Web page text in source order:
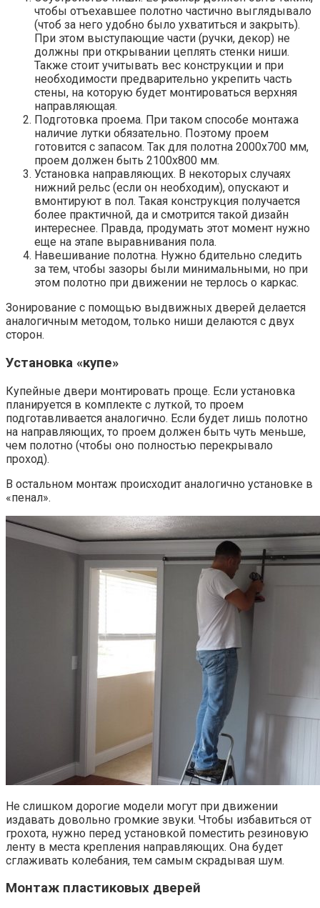
чтобы отъехавшее полотно частично выглядывало
(чтоб за него удобно было ухватиться и закрыть).
При этом выступающие части (ручки, декор) не
должны при открывании цеплять стенки ниши.
Также стоит учитывать вес конструкции и при
необходимости предварительно укрепить часть
стены, на которую будет монтироваться верхняя
направляющая.
Подготовка проема. При таком способе монтажа
наличие лутки обязательно. Поэтому проем
готовится с запасом. Так для полотна 2000х700 мм,
проем должен быть 2100х800 мм.
Установка направляющих. В некоторых случаях
нижний рельс (если он необходим), опускают и
вмонтируют в пол. Такая конструкция получается
более практичной, да и смотрится такой дизайн
интереснее. Правда, продумать этот момент нужно
еще на этапе выравнивания пола.
Навешивание полотна. Нужно бдительно следить
за тем, чтобы зазоры были минимальными, но при
этом полотно при движении не терлось о каркас.
Зонирование с помощью выдвижных дверей делается
аналогичным методом, только ниши делаются с двух
сторон.
Установка «купе»
Купейные двери монтировать проще. Если установка
планируется в комплекте с луткой, то проем
подготавливается аналогично. Если будет лишь полотно
на направляющих, то проем должен быть чуть меньше,
чем полотно (чтобы оно полностью перекрывало
проход).
В остальном монтаж происходит аналогично установке в
«пенал».
Не слишком дорогие модели могут при движении
издавать довольно громкие звуки. Чтобы избавиться от
грохота, нужно перед установкой поместить резиновую
ленту в места крепления направляющих. Она будет
сглаживать колебания, тем самым скрадывая шум.
Монтаж пластиковых дверей